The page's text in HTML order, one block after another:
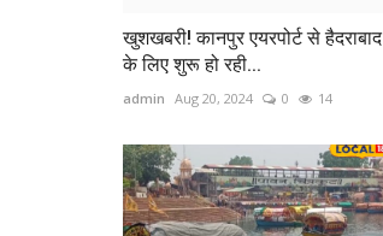
खुशखबरी! कानपुर एयरपोर्ट से हैदराबाद
के लिए शुरू हो रही...
admin Aug 20, 2024 0 14